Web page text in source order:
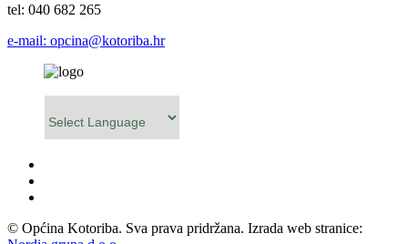
tel: 040 682 265
e-mail: opcina@kotoriba.hr
© Općina Kotoriba. Sva prava pridržana. Izrada web stranice: